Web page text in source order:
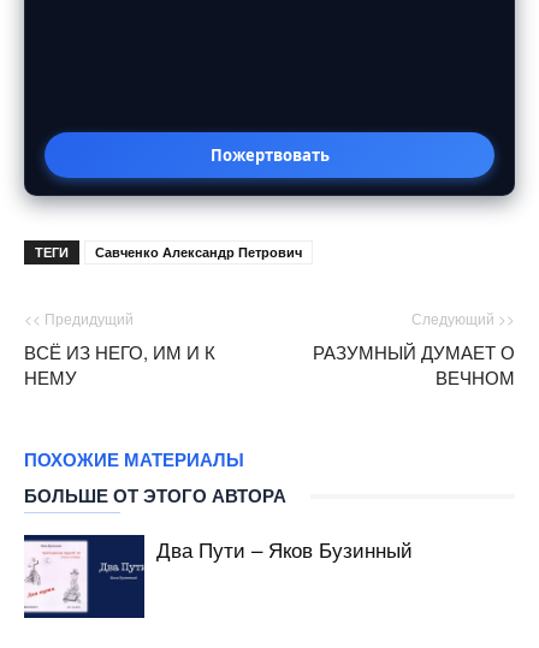
Пожертвовать
ТЕГИ Савченко Александр Петрович
<< Предидущий
ВСЁ ИЗ НЕГО, ИМ И К
НЕМУ
Следующий >>
РАЗУМНЫЙ ДУМАЕТ О
ВЕЧНОМ
ПОХОЖИЕ МАТЕРИАЛЫ
БОЛЬШЕ ОТ ЭТОГО АВТОРА
Два Пути – Яков Бузинный